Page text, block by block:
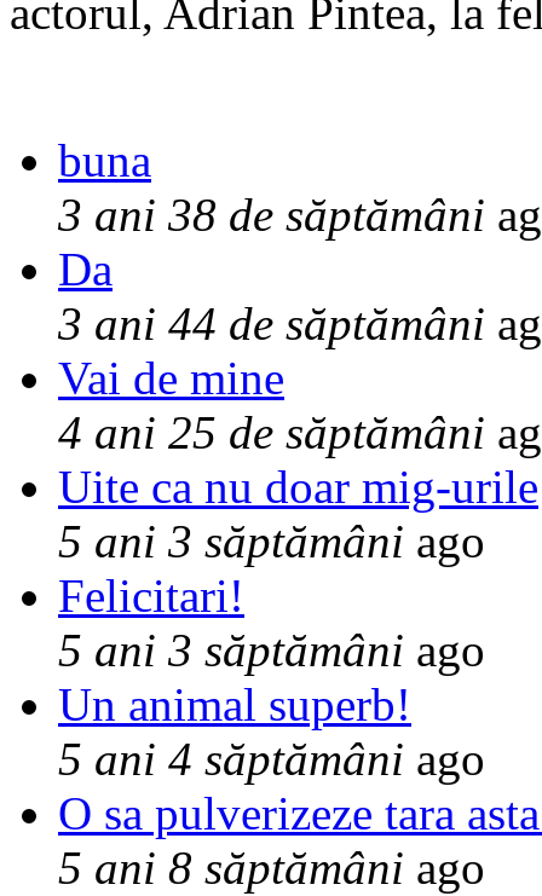
actorul, Adrian Pintea, la
buna
3 ani 38 de săptămâni
Da
3 ani 44 de săptămâni
Vai de mine
4 ani 25 de săptămâni
Uite ca nu doar mig-urile
5 ani 3 săptămâni ago
Felicitari!
5 ani 3 săptămâni ago
Un animal superb!
5 ani 4 săptămâni ago
O sa pulverizeze tara
5 ani 8 săptămâni ago